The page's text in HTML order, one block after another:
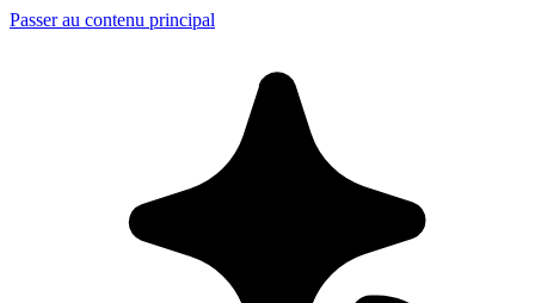
Passer au contenu principal